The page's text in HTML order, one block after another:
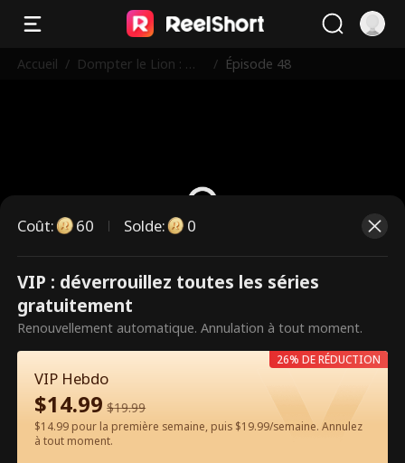
Accueil / Dompter le Lion : Mill
/ Épisode 48
Ce sont des épisodes payants.
Débloquez pour regarder.
Regarder gratuitement sur l'App
Coût: 60 Solde: 0
VIP : déverrouillez toutes les séries
gratuitement
Renouvellement automatique. Annulation à tout moment.
VIP Hebdo
$14.99 $19.99
$14.99 pour la première semaine, puis $19.99/semaine. Annulez
à tout moment.
26% DE RÉDUCTION